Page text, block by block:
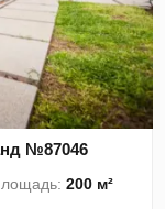
№87046
200 м²